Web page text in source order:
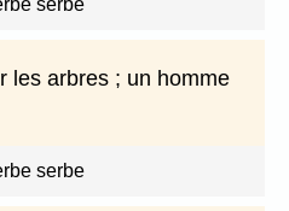
les arbres ; un homme
serbe